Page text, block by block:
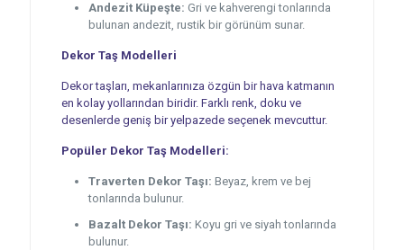
Andezit Küpeşte: Gri ve kahverengi tonlarında
bulunan andezit, rustik bir görünüm sunar.
Dekor Taş Modelleri
Dekor taşları, mekanlarınıza özgün bir hava katmanın
en kolay yollarından biridir. Farklı renk, doku ve
desenlerde geniş bir yelpazede seçenek mevcuttur.
Popüler Dekor Taş Modelleri:
Traverten Dekor Taşı: Beyaz, krem ve bej
tonlarında bulunur.
Bazalt Dekor Taşı: Koyu gri ve siyah tonlarında
bulunur.